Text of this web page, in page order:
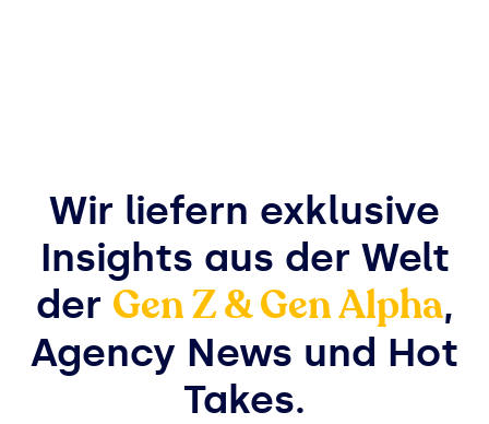
Wir liefern exklusive
Insights aus der Welt
der Gen Z & Gen Alpha,
Agency News und Hot
Takes.